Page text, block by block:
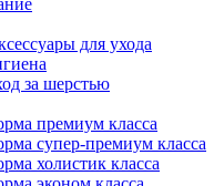
для ухода
за шерстью
премиум класса
супер-премиум класса
холистик класса